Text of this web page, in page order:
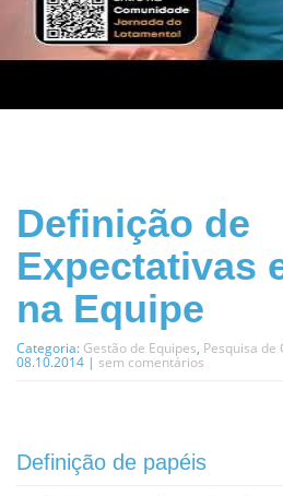
Definição de
Expectativas
na Equipe
Categoria: Gestão de Equipes, Pesquisa de
08.10.2014 | sem comentários
Definição de papéis